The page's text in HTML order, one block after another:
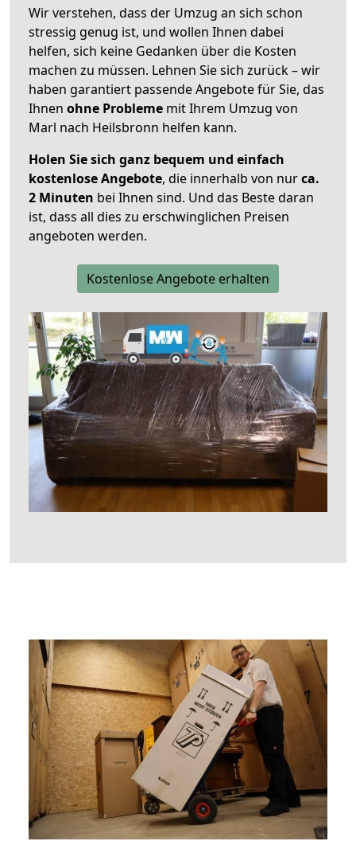
Wir verstehen, dass der Umzug an sich schon
stressig genug ist, und wollen Ihnen dabei
helfen, sich keine Gedanken über die Kosten
machen zu müssen. Lehnen Sie sich zurück – wir
haben garantiert passende Angebote für Sie, das
Ihnen ohne Probleme mit Ihrem Umzug von
Marl nach Heilsbronn helfen kann.
Holen Sie sich ganz bequem und einfach
kostenlose Angebote, die innerhalb von nurca.
2 Minuten bei Ihnen sind. Und das Beste daran
ist, dass all dies zu erschwinglichen Preisen
angeboten werden.
Kostenlose Angebote erhalten